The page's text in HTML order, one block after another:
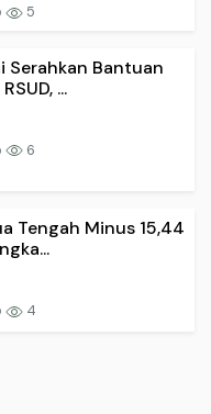
5
Serahkan Bantuan
...
6
Tengah Minus 15,44
4